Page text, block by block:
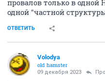
провалов только в одной
одной "частной
ОТВЕТИТЬ
Volodya
old hamster
09 декабря 2023